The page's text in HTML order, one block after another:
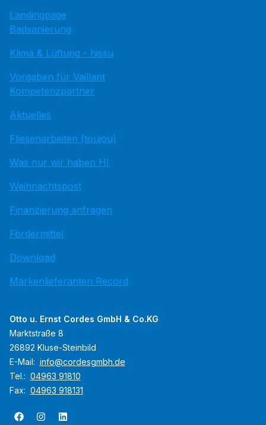
Landingpage
Badsanierung
Klima & Lüftung - hissu
Vorgaben für Vaillant
Kompetenzpartner
Aktuelles
Fliesenarbeiten (toujou)
Was nur wir haben HI
Weihnachtspost
Finanzierung anfragen
Fördermittel
Download
Markenlieferanten Record
Otto u. Ernst Cordes GmbH & Co.KG
Marktstraße 8
26892 Kluse-Steinbild
E-Mail: info@cordesgmbh.de
Tel.: 04963 91810
Fax: 04963 918131